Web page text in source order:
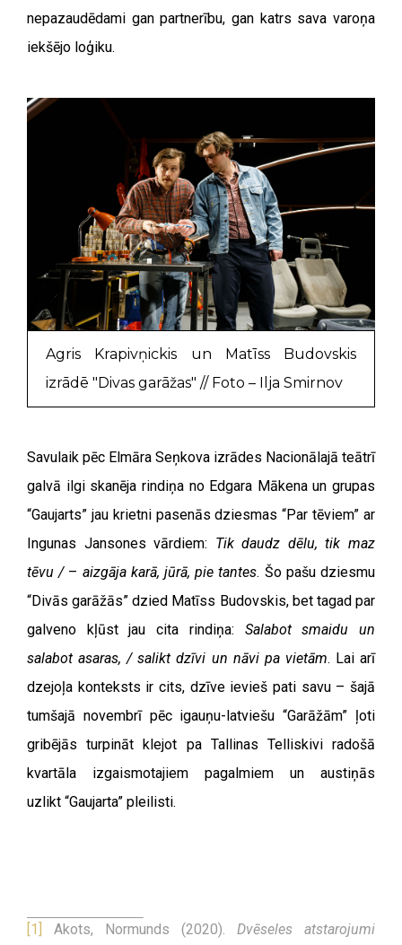
nepazaudēdami gan partnerību, gan katrs sava varoņa
iekšējo loģiku.
Agris Krapivņickis un Matīss Budovskis
izrādē "Divas garāžas" // Foto – Ilja Smirnov
Savulaik pēc Elmāra Seņkova izrādes Nacionālajā teātrī
galvā ilgi skanēja rindiņa no Edgara Mākena un grupas
“Gaujarts” jau krietni pasenās dziesmas “Par tēviem” ar
Ingunas Jansones vārdiem: Tik daudz dēlu, tik maz
tēvu / – aizgāja karā, jūrā, pie tantes. Šo pašu dziesmu
“Divās garāžās” dzied Matīss Budovskis, bet tagad par
galveno kļūst jau cita rindiņa: Salabot smaidu un
salabot asaras, / salikt dzīvi un nāvi pa vietām. Lai arī
dzejoļa konteksts ir cits, dzīve ievieš pati savu – šajā
tumšajā novembrī pēc igauņu-latviešu “Garāžām” ļoti
gribējās turpināt klejot pa Tallinas Telliskivi radošā
kvartāla izgaismotajiem pagalmiem un austiņās
uzlikt “Gaujarta” pleilisti.
[1] Akots, Normunds (2020). Dvēseles atstarojumi